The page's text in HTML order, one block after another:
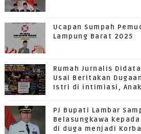
Ucapan Sumpah
Lampung Barat 2025
Rumah Jurnalis
Usai Beritakan
Istri di intimiasi, Anak
PJ Bupati Lambar
Belasungkawa
di duga menjadi